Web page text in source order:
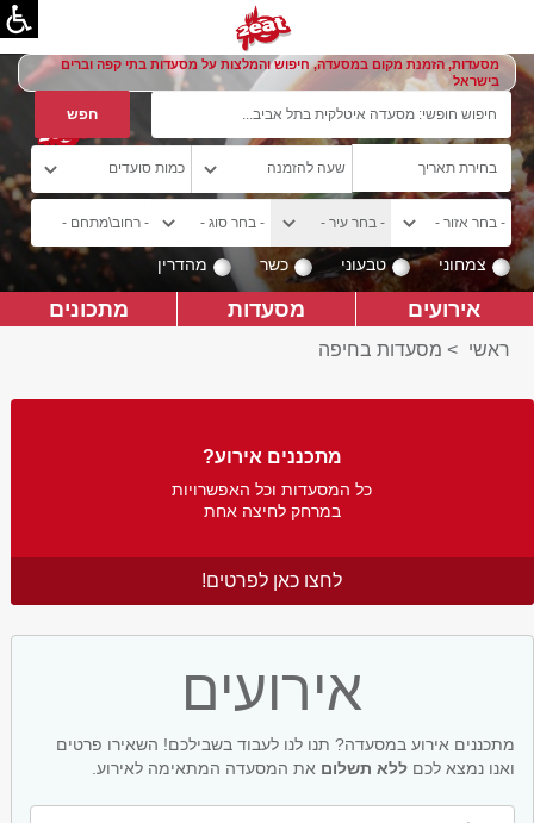
מסעדות, הזמנת מקום במסעדה, חיפוש והמלצות על מסעדות בתי קפה וברים
בישראל
צמחוני טבעוני כשר מהדרין
אירועים מסעדות מתכונים
ראשי > מסעדות בחיפה
מתכננים אירוע?
כל המסעדות וכל האפשרויות
במרחק לחיצה אחת
לחצו כאן לפרטים!
אירועים
מתכננים אירוע במסעדה? תנו לנו לעבוד בשבילכם! השאירו פרטים
ואנו נמצא לכם ללא תשלום את המסעדה המתאימה לאירוע.